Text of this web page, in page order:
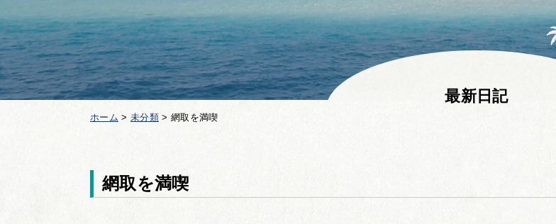
最新日記
ホーム > 未分類> 網取を満喫
網取を満喫